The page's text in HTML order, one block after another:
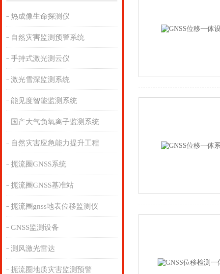
热成像生命探测仪
自然灾害监测预警系统
手持式激光测云仪
激光雪深监测系统
能见度智能监测系统
国产大气负氧离子监测系统
自然灾害应急能力提升工程
扼流圈GNSS系统
扼流圈GNSS基准站
扼流圈gnss地表位移监测仪
GNSS监测设备
测风激光雷达
扼流圈地质灾害监测预警